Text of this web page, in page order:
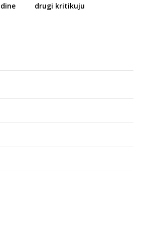
drugi kritikuju